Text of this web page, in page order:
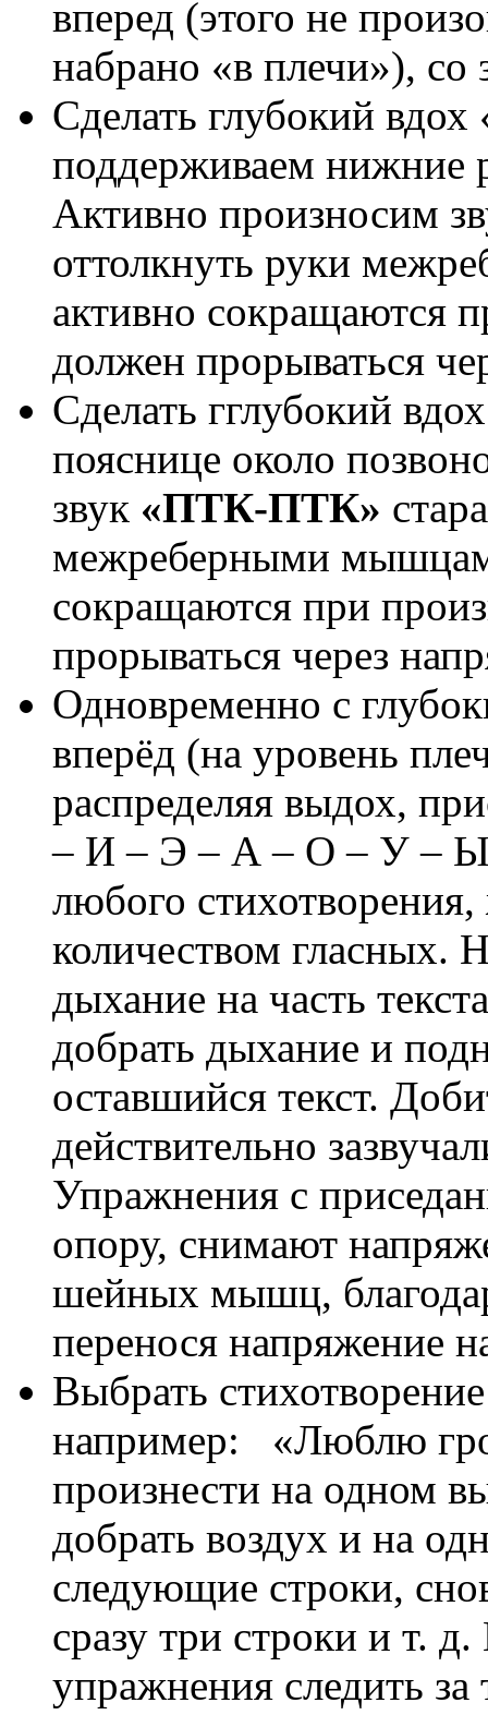
вперед (этого не
набрано «в плечи»), со
Сделать глубокий
поддерживаем нижние
Активно произносим
оттолкнуть руки
активно сокращаются
должен прорываться
Сделать гглубокий
пояснице около
звук «ПТК-ПТК»
межреберными
сокращаются при
прорываться через
Одновременно с
вперёд (на уровень
распределяя выдох,
– И – Э – А – О – У – Ы,
любого
количеством гласных.
дыхание на часть
добрать дыхание и
оставшийся текст.
действительно
Упражнения с
опору, снимают
шейных мышц,
перенося напряжение
Выбрать
например: «Люблю
произнести на одном
добрать воздух и на
следующие строки,
сразу три строки и т.
упражнения следить